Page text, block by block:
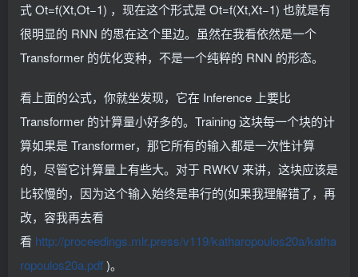
式 Ot=f(Xt,Ot−1) ，现在这个形式是 Ot=f(Xt,Xt−1) 也就是有
很明显的 RNN 的思在这个里边。虽然在我看依然是一个
Transformer 的优化变种，不是一个纯粹的 RNN 的形态。
看上面的公式，你就坐发现，它在 Inference 上要比
Transformer 的计算量小好多的。Training 这块每一个块的计
算如果是 Transformer，那它所有的输入都是一次性计算
的，尽管它计算量上有些大。对于 RWKV 来讲，这块应该是
比较慢的，因为这个输入始终是串行的(如果我理解错了，再
改，容我再去看
看 http://proceedings.mlr.press/v119/katharopoulos20a/katha
ropoulos20a.pdf)。